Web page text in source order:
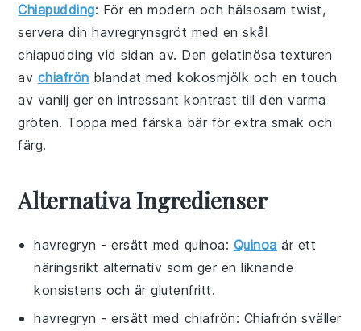
Chiapudding: För en modern och hälsosam twist,
servera dinhavregrynsgröt med en skål
chiapudding vid sidan av. Den gelatinösa texturen
av chiafrön blandat medkokosmjölk och en touch
av vanilj ger en intressant kontrast till den varma
gröten. Toppa med färska bär för extra smak och
färg.
Alternativa Ingredienser
havregryn - ersätt med quinoa: Quinoa är ett
näringsrikt alternativ som ger en liknande
konsistens och är glutenfritt.
havregryn - ersätt med chiafrön: Chiafrön sväller